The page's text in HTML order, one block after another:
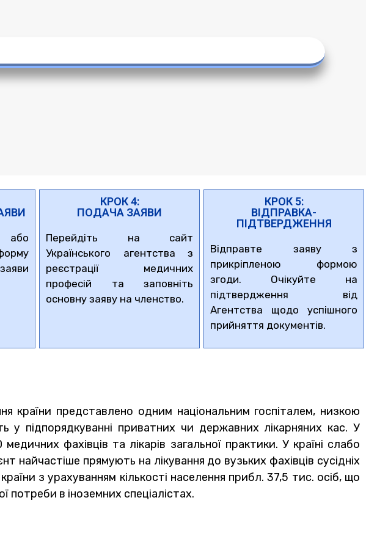
або
КРОК 4:
ПОДАЧА ЗАЯВИ
Перейдіть на сайт
Українського агентства з
реєстрації медичних
професій та заповніть
основну заяву на членство.
КРОК 5:
ВІДПРАВКА-
ПІДТВЕРДЖЕННЯ
Відправте заяву з
прикріпленою формою
згоди. Очікуйте на
підтвердження від
Агентства щодо успішного
прийняття документів.
країни представлено одним національним госпіталем, низкою
у підпорядкуванні приватних чи державних лікарняних кас. У
фахівців та лікарів загальної практики. У країні слабо
прямують на лікування до вузьких фахівців сусідніх
з урахуванням кількості населення прибл. 37,5 тис. осіб, що
потреби в іноземних спеціалістах.